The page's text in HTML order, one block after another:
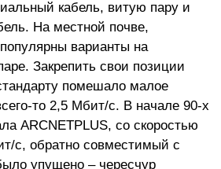
кабель, витую пару и
На местной почве,
варианты на
Закрепить свои позиции
помешало малое
то 2,5 Мбит/с. В начале 90-х
ARCNETPLUS, со скоростью
с, обратно совместимый с
упущено – чересчур